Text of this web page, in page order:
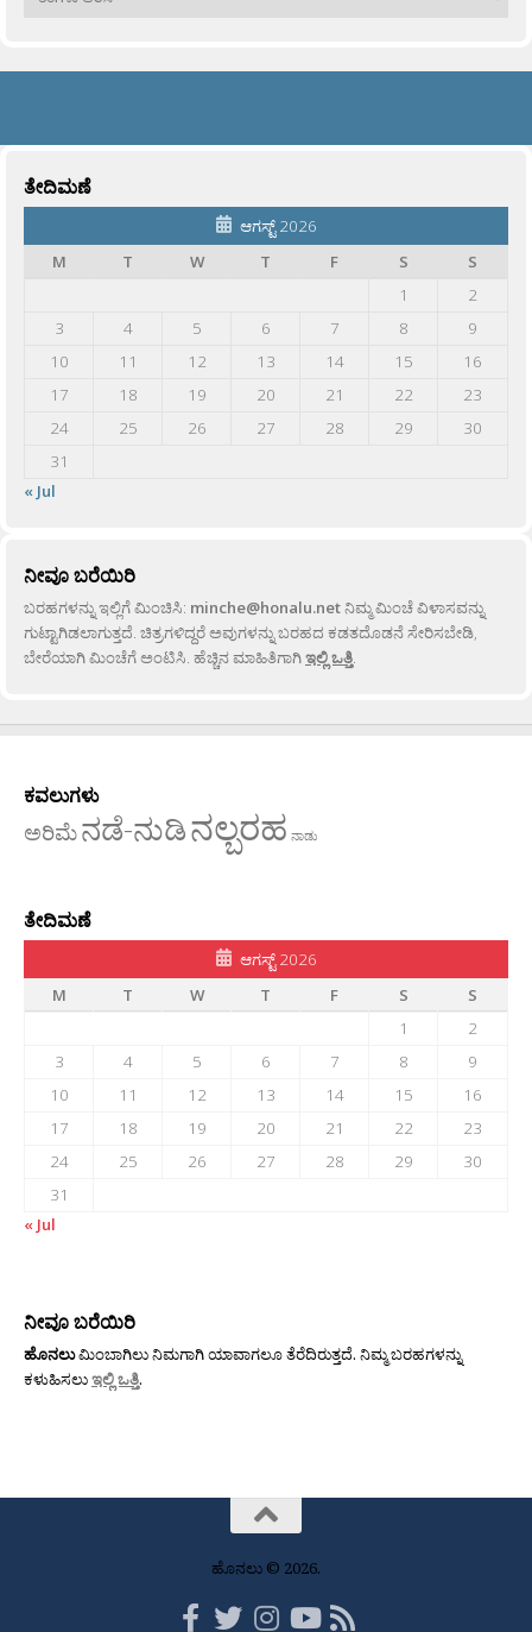
ತೇದಿಮಣೆ
ಆಗಸ್ಟ್ 2026
M
T W T F S
S
1
2
3
4 5 6 7 8
9
10
11 12 13 14 15
16
17
18 19 20 21 22
23
24
25 26 27 28 29
30
31
« Jul
ನೀವೂ ಬರೆಯಿರಿ
ಬರಹಗಳನ್ನು ಇಲ್ಲಿಗೆ ಮಿಂಚಿಸಿ: minche@honalu.netನಿಮ್ಮ ಮಿಂಚೆ ವಿಳಾಸವನ್ನು
ಗುಟ್ಟಾಗಿಡಲಾಗುತ್ತದೆ. ಚಿತ್ರಗಳಿದ್ದರೆ ಅವುಗಳನ್ನು ಬರಹದ ಕಡತದೊಡನೆ ಸೇರಿಸಬೇಡಿ,
ಬೇರೆಯಾಗಿ ಮಿಂಚೆಗೆ ಅಂಟಿಸಿ. ಹೆಚ್ಚಿನ ಮಾಹಿತಿಗಾಗಿಇಲ್ಲಿ ಒತ್ತಿ.
ಕವಲುಗಳು
ಅರಿಮೆನಡೆ-ನುಡಿನಲ್ಬರಹ ನಾಡು
ತೇದಿಮಣೆ
ಆಗಸ್ಟ್ 2026
M
T W T F S
S
1
2
3
4 5 6 7 8
9
10
11 12 13 14 15
16
17
18 19 20 21 22
23
24
25 26 27 28 29
30
31
« Jul
ನೀವೂ ಬರೆಯಿರಿ
ಹೊನಲುಮಿಂಬಾಗಿಲು ನಿಮಗಾಗಿ ಯಾವಾಗಲೂ ತೆರೆದಿರುತ್ತದೆ. ನಿಮ್ಮ ಬರಹಗಳನ್ನು
ಕಳುಹಿಸಲುಇಲ್ಲಿ ಒತ್ತಿ.
ಹೊನಲು © 2026.